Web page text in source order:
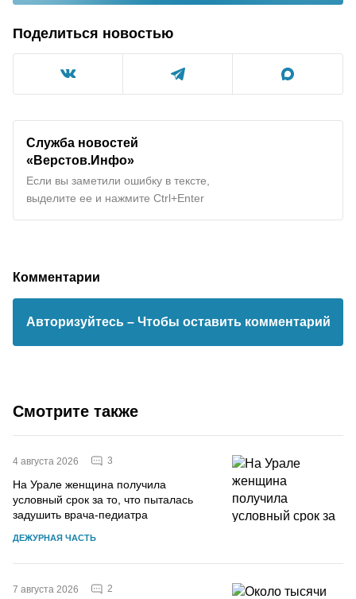
Поделиться новостью
Служба новостей
«Верстов.Инфо»
Если вы заметили ошибку в тексте,
выделите ее и нажмите Ctrl+Enter
Комментарии
Авторизуйтесь – Чтобы оставить комментарий
Смотрите также
4 августа 2026 3
На Урале женщина получила
условный срок за то, что пыталась
задушить врача-педиатра
ДЕЖУРНАЯ ЧАСТЬ
7 августа 2026 2